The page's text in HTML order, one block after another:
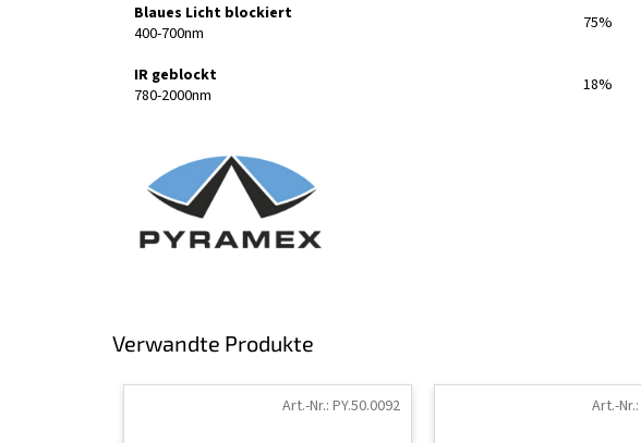
Verwandte Produkte
Art.-Nr.: PY.50.0092 Art.-Nr.:
Blaues Licht blockiert
400-700nm
75%
IR geblockt
780-2000nm
18%